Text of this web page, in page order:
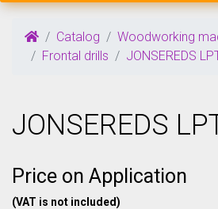
Catalog Woodworking
Frontal drills
JONSEREDS
JONSEREDS
Price on Application
(VAT is not included)